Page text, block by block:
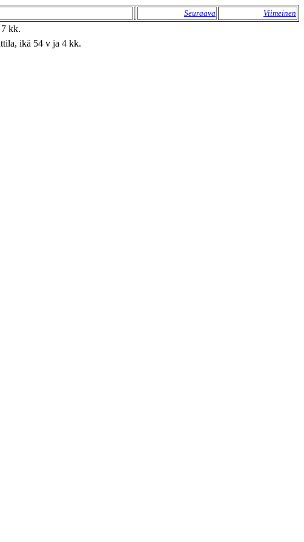
Seuraava Viimeinen
kk.
ikä 54 v ja 4 kk.